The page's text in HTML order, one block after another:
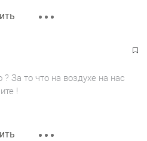
За то что на воздухе на нас
!